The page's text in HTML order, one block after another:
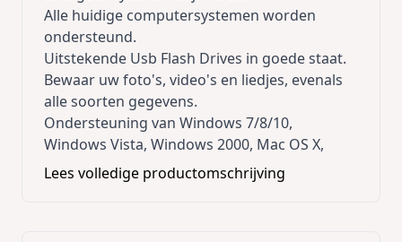
Alle huidige computersystemen worden
ondersteund.
Uitstekende Usb Flash Drives in goede staat.
Bewaar uw foto's, video's en liedjes, evenals
alle soorten gegevens.
Ondersteuning van Windows 7/8/10,
Windows Vista, Windows 2000, Mac OS X,
Linux.
Specificatie:
Lees volledige productomschrijving